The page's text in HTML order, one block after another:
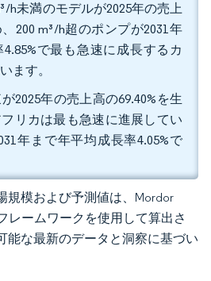
h未満のモデルが2025年の売上
200 m³/h超のポンプが2031年
で最も急速に成長するカ
ます。
2025年の売上高の69.40%を生
リカは最も急速に進展してい
年まで年平均成長率4.05%で
規模および予測値は、Mordor
レームワークを使用して算出さ
能な最新のデータと洞察に基づい